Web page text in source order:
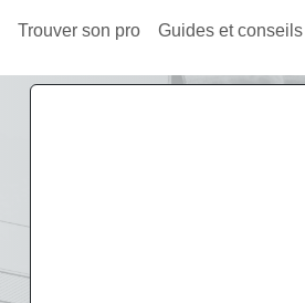
Trouver son pro Guides et conseils